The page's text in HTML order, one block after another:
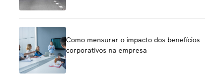
Como mensurar o impacto dos benefícios
corporativos na empresa